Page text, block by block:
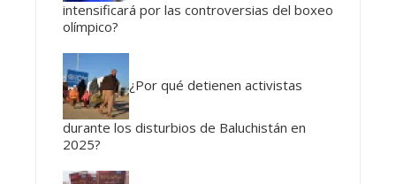
intensificará por las controversias del boxeo
olímpico?
¿Por qué detienen activistas
durante los disturbios de Baluchistán en
2025?